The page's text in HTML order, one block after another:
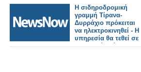
Η σιδηροδρομική
γραμμή Τίρανα-
Δυρράχιο πρόκειται
να ηλεκτροκινηθεί - Η
υπηρεσία θα τεθεί σε
λειτουργία μέχρι το